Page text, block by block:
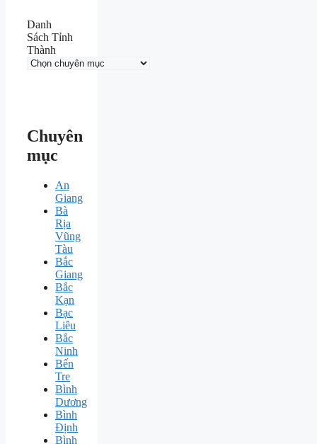
Danh
Sách Tỉnh
Thành
Chuyên
mục
An
Giang
Bà
Rịa
Vũng
Tàu
Bắc
Giang
Bắc
Kạn
Bạc
Liêu
Bắc
Ninh
Bến
Tre
Bình
Dương
Bình
Định
Bình